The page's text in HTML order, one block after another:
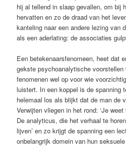
hij al tellend in slaap gevallen, om bij
hervatten en zo de draad van het
kanteling naar een andere lezing van
als een aderlating: de associaties
Een betekenaarsfenomeen, heet dat
gekste psychoanalytische
fenomenen wel op voor wie
luistert. In een koppel is de spanning
helemaal los als blijkt dat de man de
Verwijten vliegen in het rond: ‘Je
De analyticus, die het verhaal te
lijven’ en zo krijgt de spanning een
onbelangrijk domein van hun